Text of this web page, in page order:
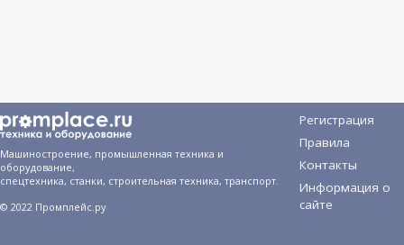
Машиностроение, промышленная техника и
оборудование,
спецтехника, станки, строительная техника, транспорт.
© 2022 Промплейс.ру
Регистрация
Правила
Контакты
Информация о
сайте